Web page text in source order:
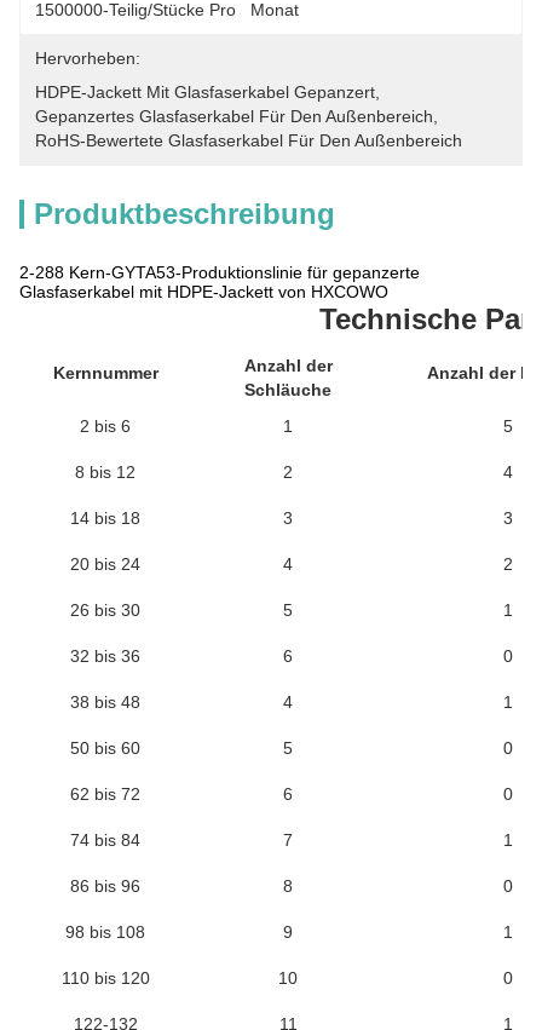
1500000-Teilig/Stücke Pro   Monat
Hervorheben:
HDPE-Jackett Mit Glasfaserkabel Gepanzert
Gepanzertes Glasfaserkabel Für Den Außenbereich
RoHS-Bewertete Glasfaserkabel Für Den Außenbereich
Produktbeschreibung
2-288 Kern-GYTA53-Produktionslinie für gepanzerte
Glasfaserkabel mit HDPE-Jackett von HXCOWO
Technische
Kernnummer
Anzahl der
Schläuche
Anzahl der
2 bis 6 1 5
8 bis 12 2 4
14 bis 18 3 3
20 bis 24 4 2
26 bis 30 5 1
32 bis 36 6 0
38 bis 48 4 1
50 bis 60 5 0
62 bis 72 6 0
74 bis 84 7 1
86 bis 96 8 0
98 bis 108 9 1
110 bis 120 10 0
122-132 11 1